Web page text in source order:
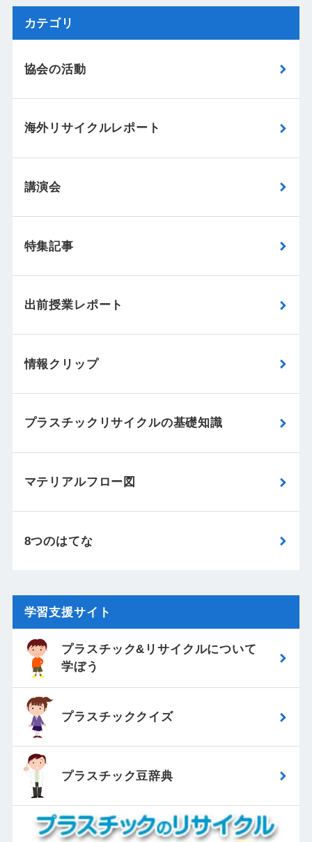
カテゴリ
協会の活動
海外リサイクルレポート
講演会
特集記事
出前授業レポート
情報クリップ
プラスチックリサイクルの基礎知識
マテリアルフロー図
8つのはてな
学習支援サイト
プラスチック&リサイクルについて
学ぼう
プラスチッククイズ
プラスチック豆辞典